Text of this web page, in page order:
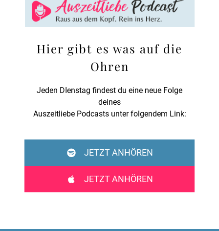
Hier gibt es was auf die
Ohren
Jeden DIenstag findest du eine neue Folge
deines
Auszeitliebe Podcasts unter folgendem Link:
JETZT ANHÖREN
JETZT ANHÖREN